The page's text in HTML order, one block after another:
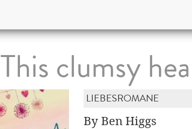
This clumsy
LIEBESROMANE
By Ben Higgs